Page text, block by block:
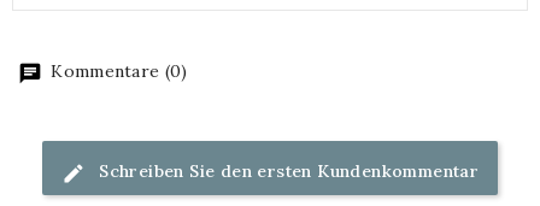
Kommentare (0)
Schreiben Sie den ersten Kundenkommentar